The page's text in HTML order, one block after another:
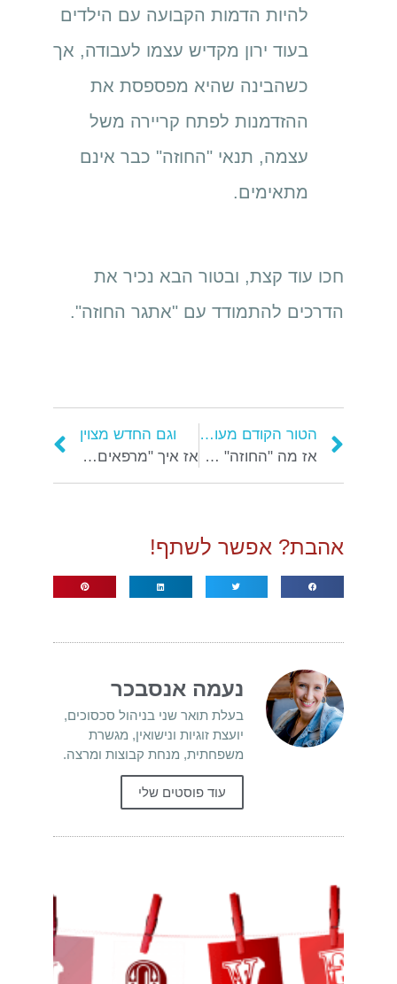
להיות הדמות הקבועה עם הילדים
בעוד ירון מקדיש עצמו לעבודה, אך
כשהבינה שהיא מפספסת את
ההזדמנות לפתח קריירה משל
עצמה, תנאי "החוזה" כבר אינם
מתאימים.
חכו עוד קצת, ובטור הבא נכיר את
הדרכים להתמודד עם "אתגר החוזה".
הטור הקודם מעולה
אז מה "החוזה" שלכם?
וגם החדש מצוין
אז איך "מרפאים" את החוזה הזוגי?
אהבת? אפשר לשתף!
נעמה אנסבכר
בעלת תואר שני בניהול סכסוכים,
יועצת זוגיות ונישואין, מגשרת
משפחתית, מנחת קבוצות ומרצה.
עוד פוסטים שלי